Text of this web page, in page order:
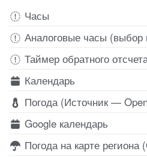
Часы
Аналоговые часы
Таймер обратного
Календарь
Погода (Источник —
Google календарь
Погода на карте региона